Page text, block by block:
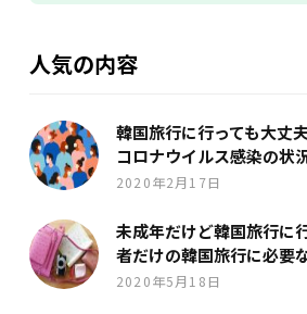
人気の内容
韓国旅行に行っても大丈
コロナウイルス感染の状
2020年2月17日
未成年だけど韓国旅行に
者だけの韓国旅行に必要
2020年5月18日